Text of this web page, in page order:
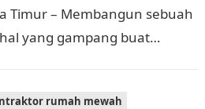
Timur – Membangun sebuah
yang gampang buat
rumah mewah